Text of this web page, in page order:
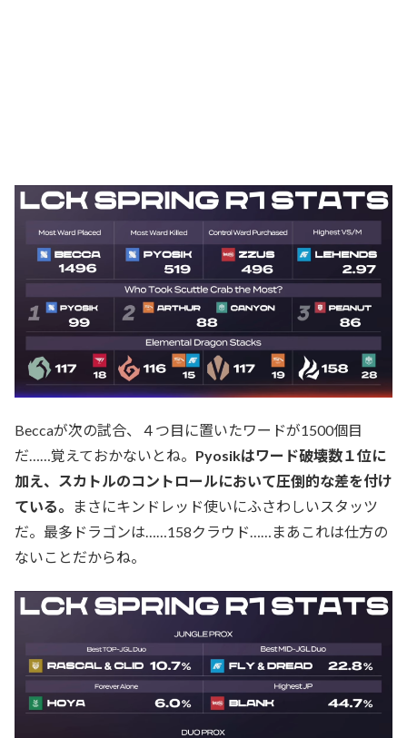
Beccaが次の試合、４つ目に置いたワードが1500個目
だ……覚えておかないとね。 Pyosikはワード破壊数１位に
加え、スカトルのコントロールにおいて圧倒的な差を付け
ている。
まさにキンドレッド使いにふさわしいスタッツ
だ。最多ドラゴンは……158クラウド……まあこれは仕方の
ないことだからね。